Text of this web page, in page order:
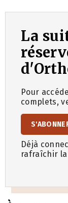
La
Pour
complets,
Déjà
rafraîchir la